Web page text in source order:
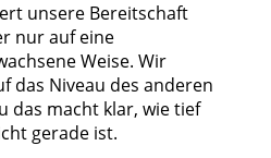
unsere Bereitschaft
nur auf eine
Weise. Wir
das Niveau des anderen
das macht klar, wie tief
gerade ist.